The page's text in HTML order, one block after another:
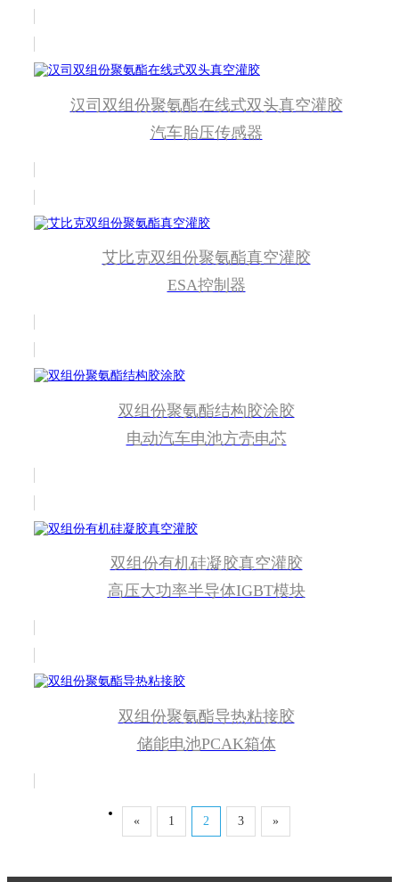
汉司双组份聚氨酯在线式双头真空灌胶
汽车胎压传感器
艾比克双组份聚氨酯真空灌胶
ESA控制器
双组份聚氨酯结构胶涂胶
电动汽车电池方壳电芯
双组份有机硅凝胶真空灌胶
高压大功率半导体IGBT模块
双组份聚氨酯导热粘接胶
储能电池PCAK箱体
« 1 2 3 »